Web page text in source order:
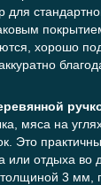
для
хорошо
мяса на
Это
или отдыха
3 мм,